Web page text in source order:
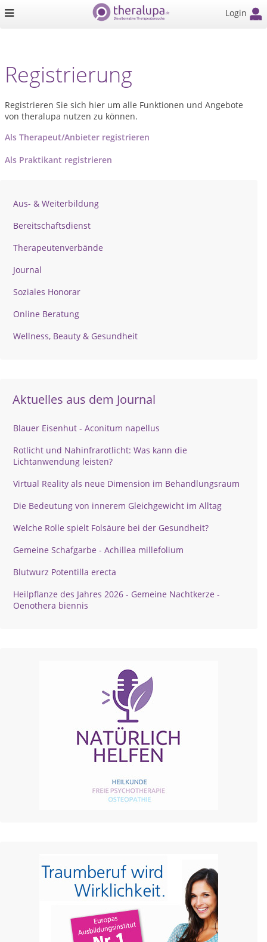
Login
Aus- & Weiterbildung
Bereitschaftsdienst
Therapeutenverbände
Journal
Soziales Honorar
Online Beratung
Wellness, Beauty & Gesundheit
Aktuelles aus dem Journal
Blauer Eisenhut - Aconitum napellus
Rotlicht und Nahinfrarotlicht: Was kann die
Lichtanwendung leisten?
Virtual Reality als neue Dimension im Behandlungsraum
Die Bedeutung von innerem Gleichgewicht im Alltag
Welche Rolle spielt Folsäure bei der Gesundheit?
Gemeine Schafgarbe - Achillea millefolium
Blutwurz Potentilla erecta
Heilpflanze des Jahres 2026 - Gemeine Nachtkerze -
Oenothera biennis
Registrierung
Registrieren Sie sich hier um alle Funktionen und Angebote
von theralupa nutzen zu können.
Als Therapeut/Anbieter registrieren
Als Praktikant registrieren